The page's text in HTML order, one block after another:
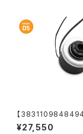
【
p D5 G3 PWM
¥27,550